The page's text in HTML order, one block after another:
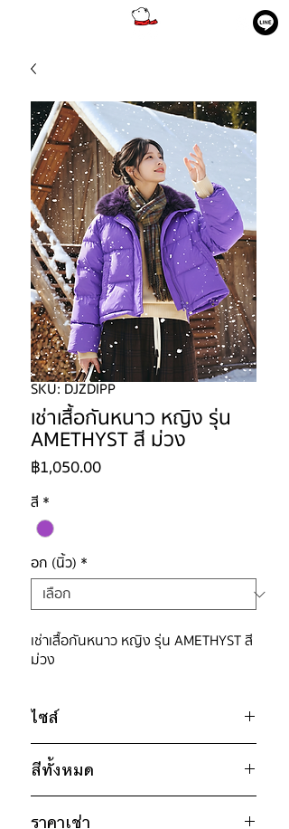
SKU: DJZDIPP
เช่าเสื้อกันหนาว หญิง รุ่น
AMETHYST สี ม่วง
฿1,050.00ราคา
สี *
อก (นิ้ว) *
เช่าเสื้อกันหนาว หญิง รุ่น AMETHYST สี
ม่วง
ไซส์
ไซส์ : L
อก 50" / เอว 46" / สะโพก ฟรีไซส์ /
ไหล่กว้าง 21" / วงแขน 20" / ยาว
23"
สีทั้งหมด
ราคาเช่า